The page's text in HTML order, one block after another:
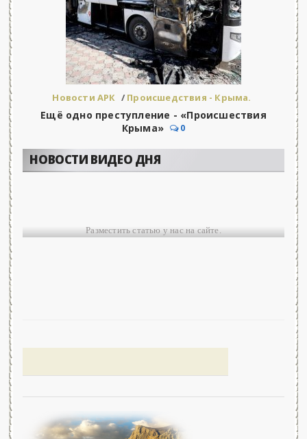
Новости АРК / Происшедствия - Крыма.
Ещё одно преступление - «Происшествия
Крыма»
0
НОВОСТИ ВИДЕО ДНЯ
Разместить статью у нас на сайте.